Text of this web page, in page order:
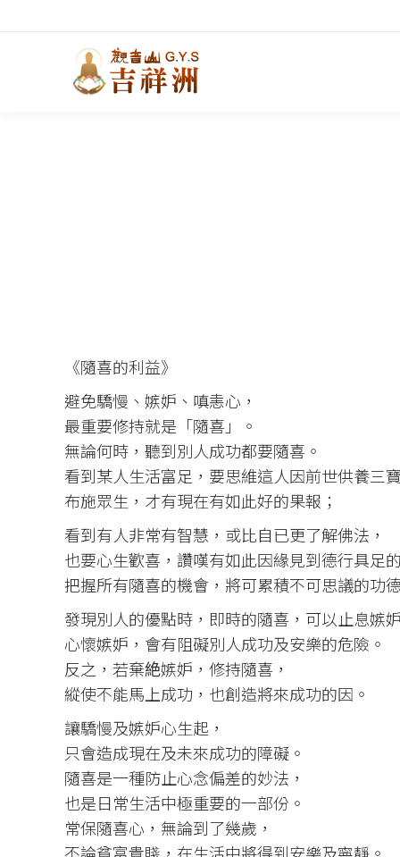
《隨喜的利益》
避免驕慢、嫉妒、嗔恚心，
最重要修持就是「隨喜」。
無論何時，聽到別人成功都要隨喜。
看到某人生活富足，要思維這人因前世供養三
布施眾生，才有現在有如此好的果報；
看到有人非常有智慧，或比自已更了解佛法，
也要心生歡喜，讚嘆有如此因緣見到德行具足
把握所有隨喜的機會，將可累積不可思議的功
發現別人的優點時，即時的隨喜，可以止息嫉
心懷嫉妒，會有阻礙別人成功及安樂的危險。
反之，若棄絶嫉妒，修持隨喜，
縱使不能馬上成功，也創造將來成功的因。
讓驕慢及嫉妒心生起，
只會造成現在及未來成功的障礙。
隨喜是一種防止心念偏差的妙法，
也是日常生活中極重要的一部份。
常保隨喜心，無論到了幾歲，